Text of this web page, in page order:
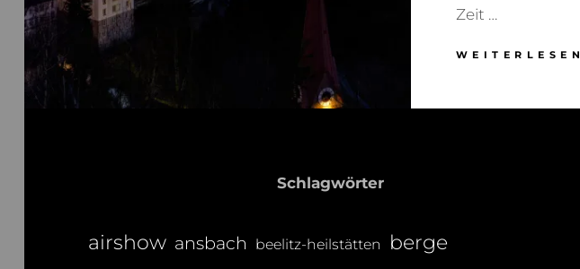
Zeit …
WEITERLESEN
Schlagwörter
airshow ansbach beelitz-heilstätten berge